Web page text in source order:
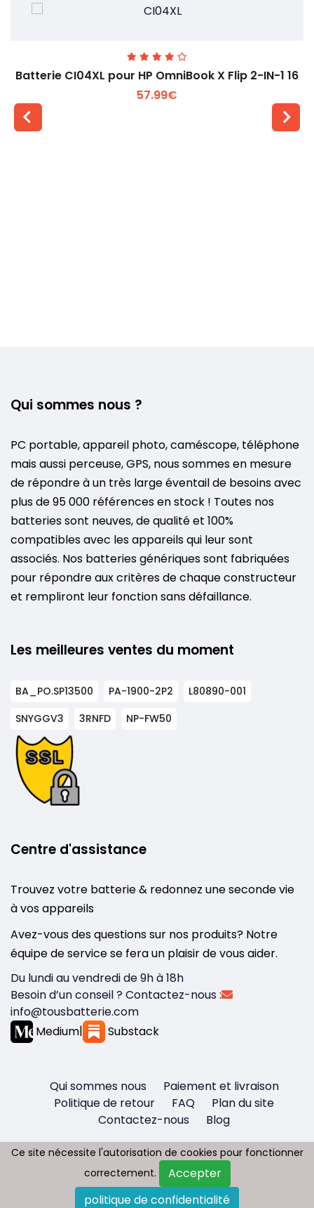
Batterie CI04XL pour HP OmniBook X Flip 2-IN-1 16
57.99€
Qui sommes nous ?
PC portable, appareil photo, caméscope, téléphone
mais aussi perceuse, GPS, nous sommes en mesure
de répondre à un très large éventail de besoins avec
plus de 95 000 références en stock ! Toutes nos
batteries sont neuves, de qualité et 100%
compatibles avec les appareils qui leur sont
associés. Nos batteries génériques sont fabriquées
pour répondre aux critères de chaque constructeur
et rempliront leur fonction sans défaillance.
Les meilleures ventes du moment
BA_PO.SP13500 PA-1900-2P2
L80890-001
SNYGGV3
3RNFD NP-FW50
Centre d'assistance
Trouvez votre batterie & redonnez une seconde vie
à vos appareils
Avez-vous des questions sur nos produits? Notre
équipe de service se fera un plaisir de vous aider.
Du lundi au vendredi de 9h à 18h
Besoin d’un conseil ? Contactez-nous :
info@tousbatterie.com
Medium| Substack
Qui sommes nous
Paiement et livraison
Politique de retour
FAQ
Plan du site
Contactez-nous
Blog
Copyright © 2026 - Tous droit réservés
Tousbatterie.com
Ce site nécessite l'autorisation de cookies pour fonctionner
correctement.
Accepter
politique de confidentialité
Ce site nécessite l'autorisation de cookies pour fonctionner
correctement.
Accepter
politique de confidentialité